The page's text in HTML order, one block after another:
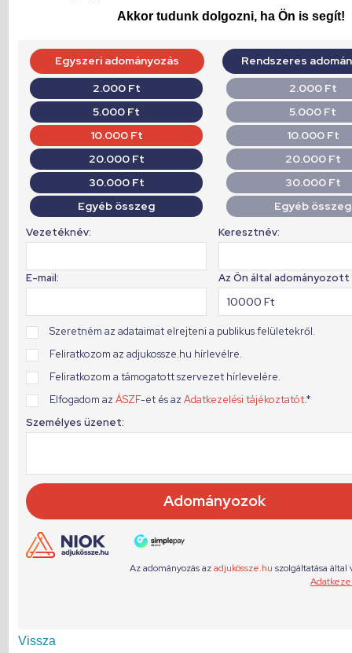
Akkor tudunk dolgozni, ha Ön is segít!
Vissza